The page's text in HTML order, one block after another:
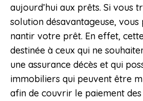
aujourd’hui aux prêts. Si vous
solution désavantageuse,
nantir votre prêt. En effet,
destinée à ceux qui ne
une assurance décès et qui
immobiliers qui peuvent être
afin de couvrir le paiement des